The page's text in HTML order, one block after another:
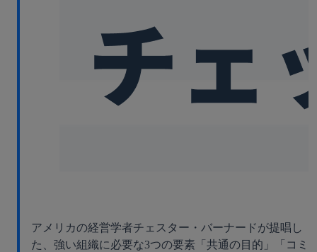
アメリカの経営学者チェスター・バーナードが提唱し
た、強い組織に必要な3つの要素「共通の目的」「コミ